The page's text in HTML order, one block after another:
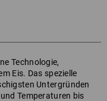
Technologie,
Eis. Das spezielle
Untergründen
Temperaturen bis